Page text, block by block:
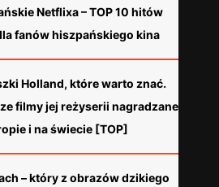
Netflixa – TOP 10 hitów
fanów hiszpańskiego kina
Holland, które warto znać.
filmy jej reżyserii nagradzane
i na świecie [TOP]
– który z obrazów dzikiego